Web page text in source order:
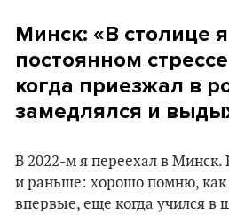
Минск: «В столице
постоянном
когда приезжал в
замедлялся и
В 2022-м я переехал в Минск.
и раньше: хорошо помню, как
впервые, еще когда учился в